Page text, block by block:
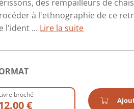
des rempailleurs de
à l'ethnographie de ce
l'ident ... Lire la suite
broché
€